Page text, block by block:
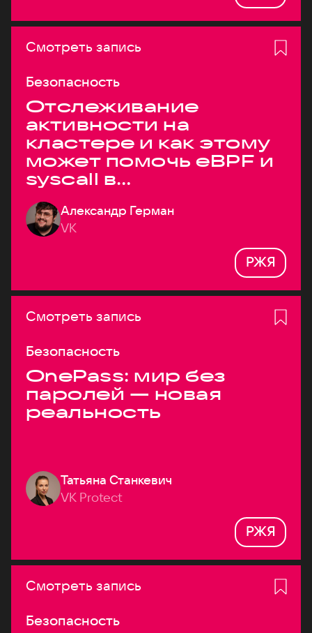
Смотреть запись
Безопасность
Отслеживание
активности на
кластере и как этому
может помочь eBPF и
syscall в
высоконагруженных
системах
Александр Герман
VK
РЖЯ
Смотреть запись
Безопасность
OnePass: мир без
паролей — новая
реальность
Татьяна Станкевич
VK Protect
РЖЯ
Смотреть запись
Безопасность